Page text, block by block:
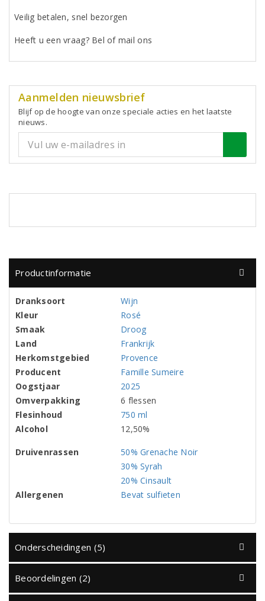
Veilig betalen, snel bezorgen
Heeft u een vraag? Bel of mail ons
Aanmelden nieuwsbrief
Blijf op de hoogte van onze speciale acties en het laatste
nieuws.
Productinformatie
Dranksoort
Wijn
Kleur
Rosé
Smaak
Droog
Land
Frankrijk
Herkomstgebied
Provence
Producent
Famille Sumeire
Oogstjaar
2025
Omverpakking
6 flessen
Flesinhoud
750 ml
Alcohol
12,50%
Druivenrassen
50% Grenache Noir
30% Syrah
20% Cinsault
Allergenen
Bevat sulfieten
Onderscheidingen (5)
Beoordelingen (2)